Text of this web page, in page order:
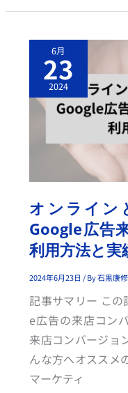
6月
23
2024
オンライン
Google広告
利用方法と実
2024年6月23日 / By石黒康修
記事サマリー こ
e広告の来店コン
来店コンバージョ
んな方へオススメ
マーケティ
オ
ン
ラ
イ
ン
と
オ
フ
ン
G
O
G
E
広
告
来
コ
バ
ー
ジ
ョ
ン
の
利
用
方
法